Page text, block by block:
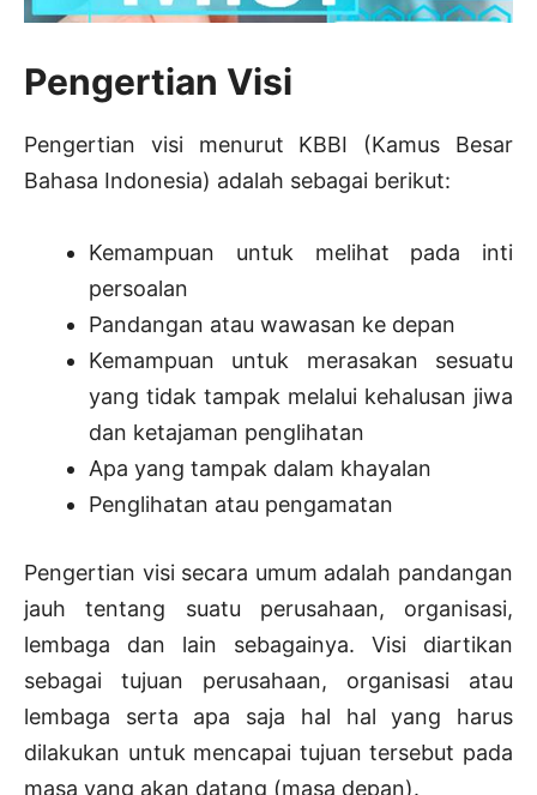
Pengertian Visi
Pengertian visi menurut KBBI (Kamus Besar
Bahasa Indonesia) adalah sebagai berikut:
Kemampuan untuk melihat pada inti
persoalan
Pandangan atau wawasan ke depan
Kemampuan untuk merasakan sesuatu
yang tidak tampak melalui kehalusan jiwa
dan ketajaman penglihatan
Apa yang tampak dalam khayalan
Penglihatan atau pengamatan
Pengertian visi secara umum adalah pandangan
jauh tentang suatu perusahaan, organisasi,
lembaga dan lain sebagainya. Visi diartikan
sebagai tujuan perusahaan, organisasi atau
lembaga serta apa saja hal hal yang harus
dilakukan untuk mencapai tujuan tersebut pada
masa yang akan datang (masa depan).